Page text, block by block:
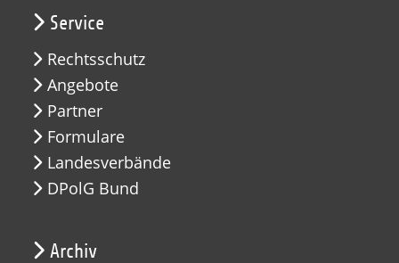
Service
Rechtsschutz
Angebote
Partner
Formulare
Landesverbände
DPolG Bund
Archiv